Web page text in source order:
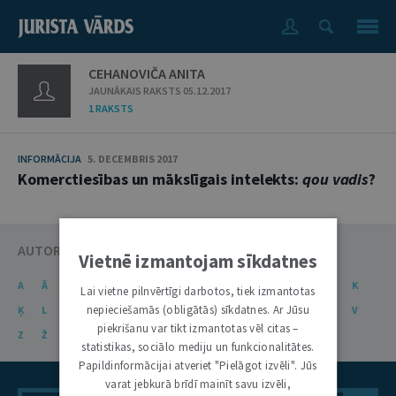
CEHANOVIČA ANITA
JAUNĀKAIS RAKSTS 05.12.2017
1 RAKSTS
INFORMĀCIJA 5. DECEMBRIS 2017
Komerctiesības un mākslīgais intelekts: qou vadis?
AUTORU KATALOGS
A Ā C Č D E Ē G Ģ
K
Ķ
L M N Ņ O P R S Š T U
V
Z
Ž
Vietnē izmantojam sīkdatnes
Lai vietne pilnvērtīgi darbotos, tiek izmantotas
nepieciešamās (obligātās) sīkdatnes. Ar Jūsu
piekrišanu var tikt izmantotas vēl citas –
statistikas, sociālo mediju un funkcionalitātes.
Papildinformācijai atveriet "Pielāgot izvēli". Jūs
varat jebkurā brīdī mainīt savu izvēli,